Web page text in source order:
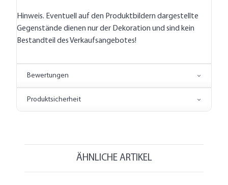
Hinweis. Eventuell auf den Produktbildern dargestellte
Gegenstände dienen nur der Dekoration und sind kein
Bestandteil des Verkaufsangebotes!
Bewertungen
Produktsicherheit
ÄHNLICHE ARTIKEL